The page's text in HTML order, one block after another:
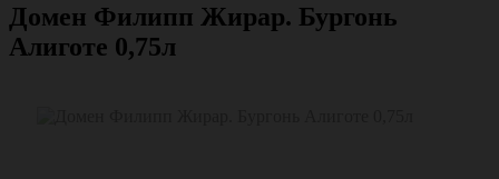
Домен Филипп Жирар. Бургонь
Алиготе 0,75л